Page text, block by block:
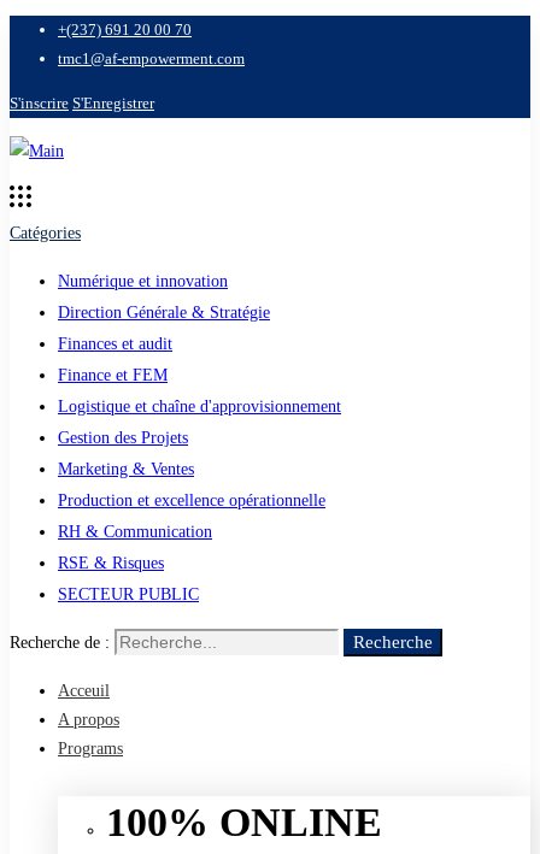
+(237) 691 20 00 70
tmc1@af-empowerment.com
S'inscrire S'Enregistrer
Catégories
Numérique et innovation
Direction Générale & Stratégie
Finances et audit
Finance et FEM
Logistique et chaîne d'approvisionnement
Gestion des Projets
Marketing & Ventes
Production et excellence opérationnelle
RH & Communication
RSE & Risques
SECTEUR PUBLIC
Recherche de : Recherche
Acceuil
A propos
Programs
100% ONLINE